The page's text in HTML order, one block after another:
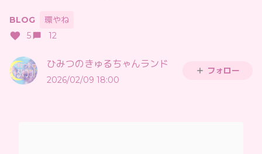
BLOG
環やね
5
12
ひみつのきゅるちゃんランド
2026/02/09 18:00
フォロー